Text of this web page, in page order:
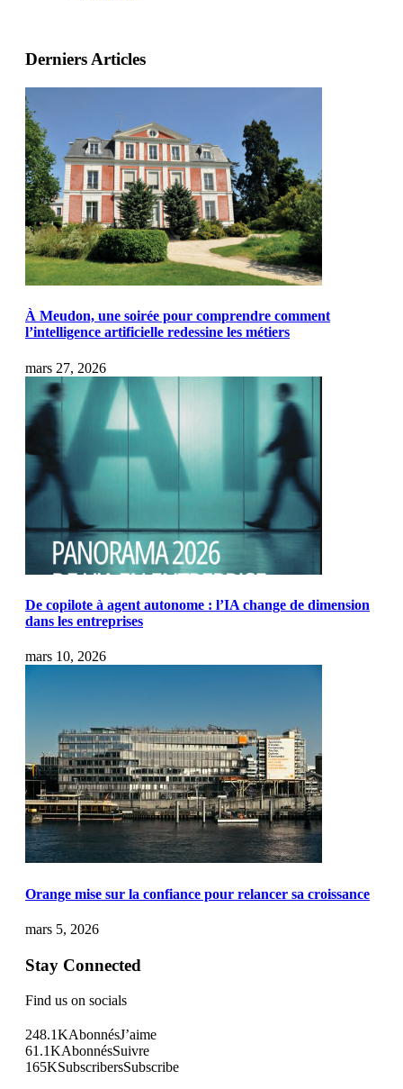
Derniers Articles
À Meudon, une soirée pour comprendre comment
l’intelligence artificielle redessine les métiers
mars 27, 2026
De copilote à agent autonome : l’IA change de dimension
dans les entreprises
mars 10, 2026
Orange mise sur la confiance pour relancer sa croissance
mars 5, 2026
Stay Connected
Find us on socials
248.1KAbonnésJ’aime
61.1KAbonnésSuivre
165KSubscribersSubscribe